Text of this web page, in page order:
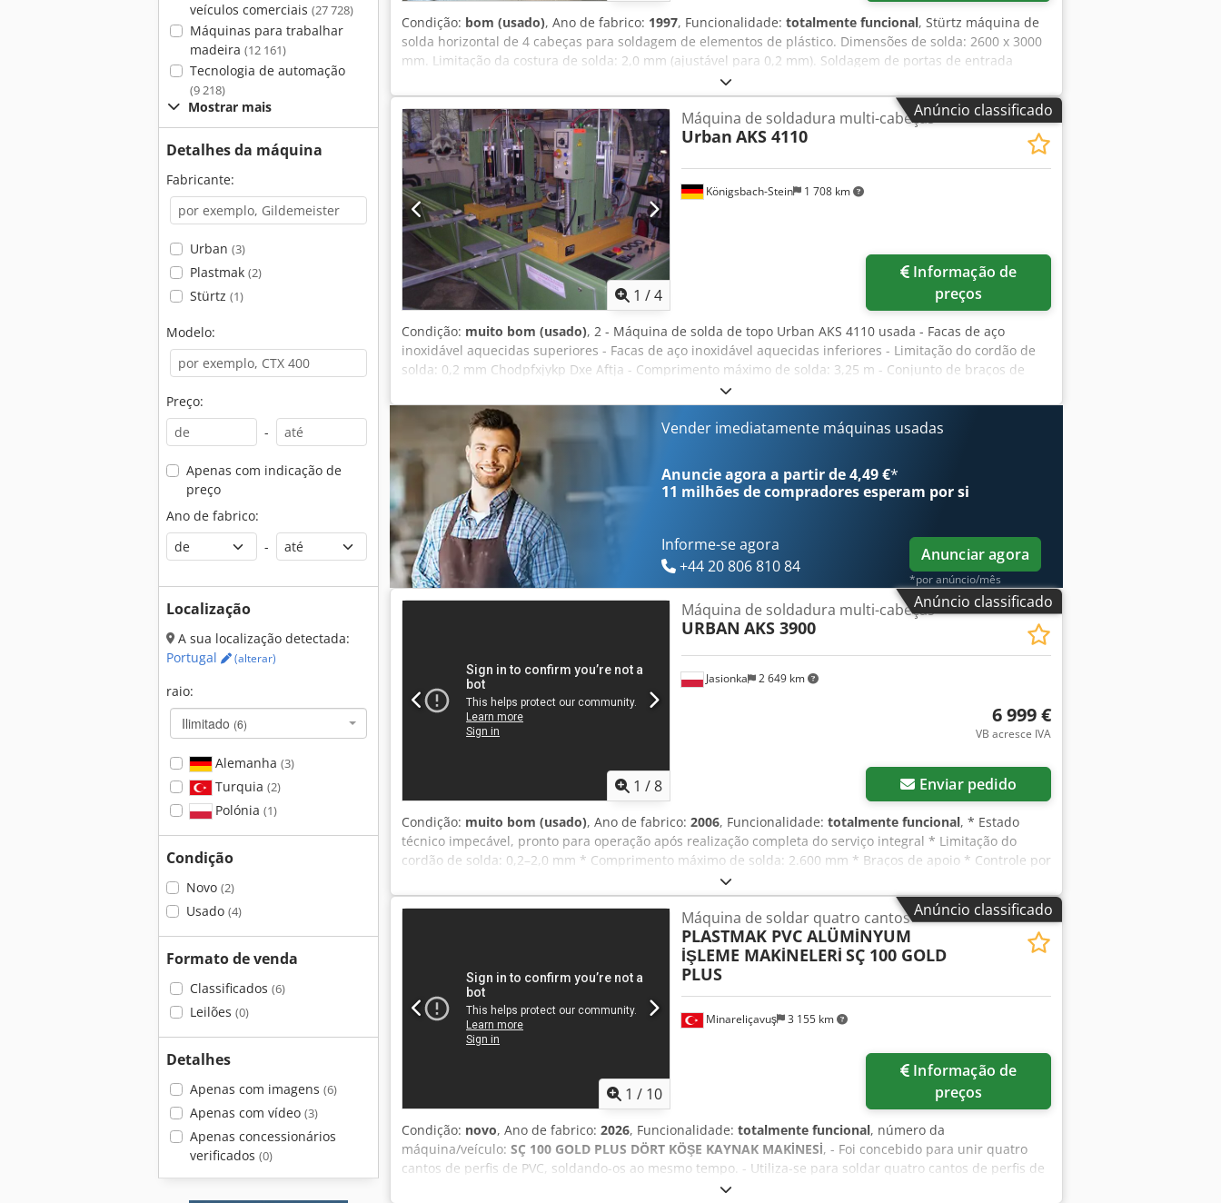
veículos comerciais (27 728)
Máquinas para trabalhar
madeira (12 161)
Tecnologia de automação
(9 218)
Mostrar mais
Detalhes da máquina
Fabricante:
Urban (3)
Plastmak (2)
Stürtz (1)
Modelo:
Preço:
-
Apenas com indicação de
preço
Ano de fabrico:
-
Localização
A sua localização detectada:
Portugal
(alterar)
raio:
Ilimitado (6)
Alemanha (3)
Turquia (2)
Polónia (1)
Condição
Novo (2)
Usado (4)
Formato de venda
Classificados (6)
Leilões (0)
Detalhes
Apenas com imagens (6)
Apenas com vídeo (3)
Apenas concessionários
verificados (0)
Condição: bom (usado), Ano de fabrico: 1997, Funcionalidade: totalmente funcional, Stürtz máquina de
solda horizontal de 4 cabeças para soldagem de elementos de plástico. Dimensões de solda: 2600 x 3000
mm. Limitação da costura de solda: 2,0 mm (ajustável para 0,2 mm). Soldagem de portas de entrada
possível. Queima: 6,0 mm. Operação via PC Jetter (kit de atualização Dell PC). Chsdozfky Nepfx Aftea
Anúncio classificado
1 /4
Königsbach-Stein 1 708 km
Máquina de soldadura multi-cabeças
Urban AKS 4110
preços
Condição: muito bom (usado), 2 - Máquina de solda de topo Urban AKS 4110 usada - Facas de aço
inoxidável aquecidas superiores - Facas de aço inoxidável aquecidas inferiores - Limitação do cordão de
solda: 0,2 mm Chodpfxjykp Dxe Aftja - Comprimento máximo de solda: 3,25 m - Conjunto de braços de
Vender imediatamente máquinas usadas
Anuncie agora a partir de 4,49 €*
11 milhões de compradoresesperam por si
Informe-se agora
+44 20 806 810 84
Anunciar agora
*por anúncio/mês
Anúncio classificado
1 /8
Jasionka 2 649 km
Máquina de soldadura multi-cabeças
URBAN AKS 3900
6 999 €
VB acresce IVA
Enviar pedido
Condição: muito bom (usado), Ano de fabrico: 2006, Funcionalidade: totalmente funcional, * Estado
técnico impecável, pronto para operação após realização completa do serviço integral * Limitação do
cordão de solda: 0,2–2,0 mm * Comprimento máximo de solda: 2.600 mm * Braços de apoio * Controle por
Anúncio classificado
1 / 10
Minareliçavuş 3 155 km
Máquina de soldar quatro cantos
PLASTMAK PVC ALÜMİNYUM
İŞLEME MAKİNELERİ SÇ 100 GOLD
PLUS
preços
Condição: novo, Ano de fabrico: 2026, Funcionalidade: totalmente funcional, número da
máquina/veículo: SÇ 100 GOLD PLUS DÖRT KÖŞE KAYNAK MAKİNESİ, - Foi concebido para unir quatro
cantos de perfis de PVC, soldando-os ao mesmo tempo. - Utiliza-se para soldar quatro cantos de perfis de
PVC ao mesmo tempo num ângulo de 90 graus. - Possibilidade de soldadura de 0,2 mm para todos os